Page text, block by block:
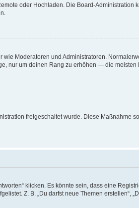
oder Hochladen. Die Board-Administration
Moderatoren und Administratoren.
nur um deinen Rang zu erhöhen — die meisten
freigeschaltet wurde. Diese Maßnahme
klicken. Es könnte sein, dass eine
Z. B. „Du darfst neue Themen erstellen“,